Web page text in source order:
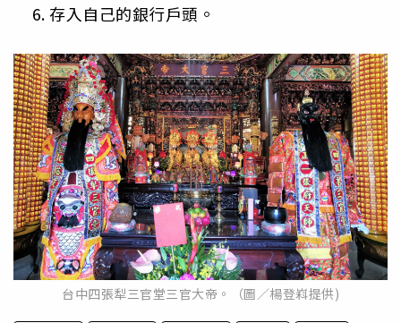
存入自己的銀行戶頭。
台中四張犁三官堂三官大帝。（圖／楊登嵙提供)